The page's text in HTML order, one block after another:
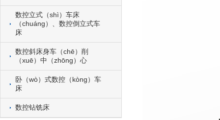
数控立式（shì）车床
（chuáng）、数控倒立式车
床
数控斜床身车（chē）削
（xuē）中（zhōng）心
卧（wò）式数控（kòng）车
床
数控钻铣床